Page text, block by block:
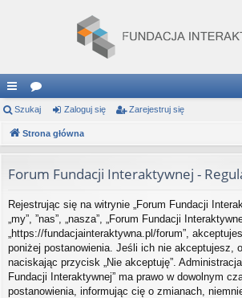
ię
ce
…
or
a
Szukaj Zaloguj się Zarejestruj się
Strona główna
Forum Fundacji Interaktywnej -
Rejestrując się na witrynie „Forum Fundacji
„my”, ”nas”, „nasza”, „Forum Fundacji
„https://fundacjainteraktywna.pl/forum”,
poniżej postanowienia. Jeśli ich nie akceptujesz,
naciskając przycisk „Nie akceptuję”.
Fundacji Interaktywnej” ma prawo w dowolnym
postanowienia, informując cię o zmianach,